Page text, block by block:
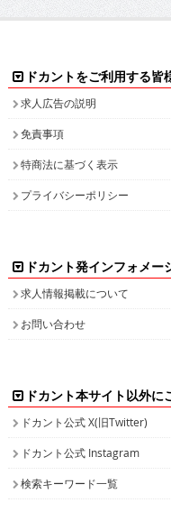
ドカントをご利用する皆
求人広告の説明
免責事項
特商法に基づく表示
プライバシーポリシー
ドカント発インフォメー
求人情報掲載について
お問い合わせ
ドカント本サイト以外に
ドカント公式 X(旧Twitter)
ドカント公式 Instagram
検索キーワード一覧